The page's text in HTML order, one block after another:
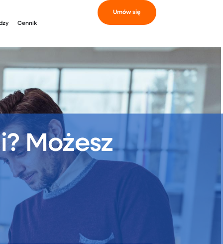
Cennik
Umów się
Możesz